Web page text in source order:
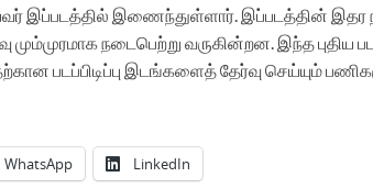
இப்படத்தில் இணைந்துள்ளார். இப்படத்தின் இதர
நடைபெற்று வருகின்றன. இந்த புதிய
படப்பிடிப்பு இடங்களைத் தேர்வு செய்யும்
WhatsApp LinkedIn